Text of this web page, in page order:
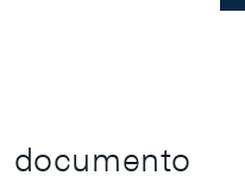
documento